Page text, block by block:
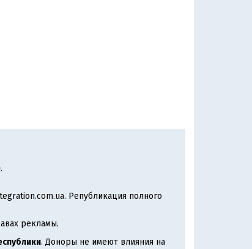
.
Републикация полного
рекламы.
. Доноры не имеют влияния на